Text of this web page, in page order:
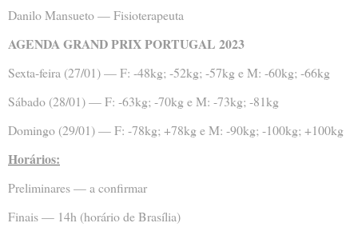
Danilo Mansueto — Fisioterapeuta
AGENDA GRAND PRIX PORTUGAL 2023
Sexta-feira (27/01) — F: -48kg; -52kg; -57kg e M: -60kg; -66kg
Sábado (28/01) — F: -63kg; -70kg e M: -73kg; -81kg
Domingo (29/01) — F: -78kg; +78kg e M: -90kg; -100kg; +100kg
Horários:
Preliminares — a confirmar
Finais — 14h (horário de Brasília)